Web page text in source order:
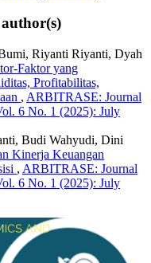
Riyanti Riyanti, Dyah
Faktor yang
Profitabilitas,
, ARBITRASE: Journal
6 No. 1 (2025): July
Budi Wahyudi, Dini
Kinerja Keuangan
, ARBITRASE: Journal
6 No. 1 (2025): July